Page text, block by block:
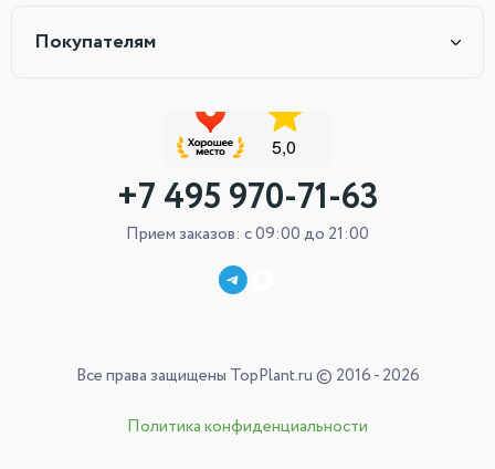
Покупателям
+7 495 970-71-63
Прием заказов: с 09:00 до 21:00
Все права защищены TopPlant.ru © 2016 - 2026
Политика конфиденциальности